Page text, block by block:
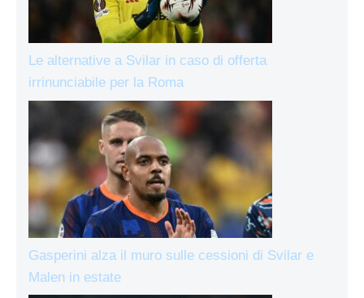
Le alternative a Svilar in caso di offerta
irrinunciabile per la Roma
Gasperini alza il muro sulle cessioni di Svilar e
Malen in estate